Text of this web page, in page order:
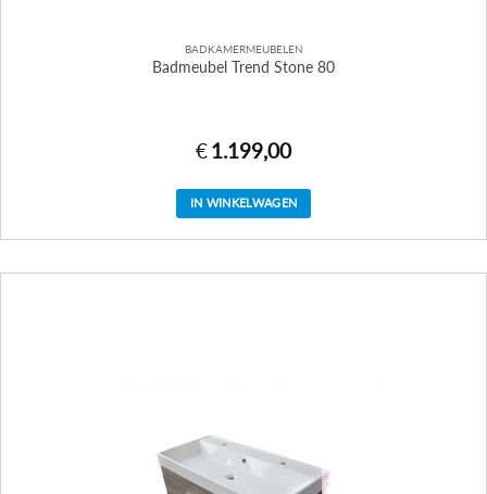
BADKAMERMEUBELEN
Badmeubel Trend Stone 80
€1.199,00
IN WINKELWAGEN